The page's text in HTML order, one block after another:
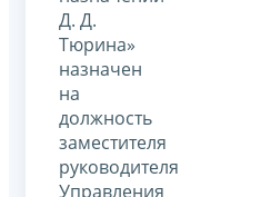
Д. Д.
Тюрина»
назначен
на
должность
заместителя
руководителя
Управления